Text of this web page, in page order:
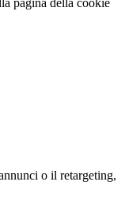
pagina della cookie
o il retargeting,